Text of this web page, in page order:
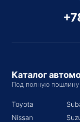
Каталог
Под полную пошлину
Toyota
Nissan